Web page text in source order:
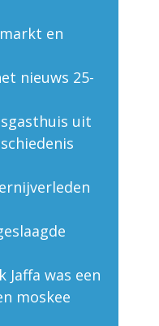
en
nieuws 25-
uit
was een
moskee